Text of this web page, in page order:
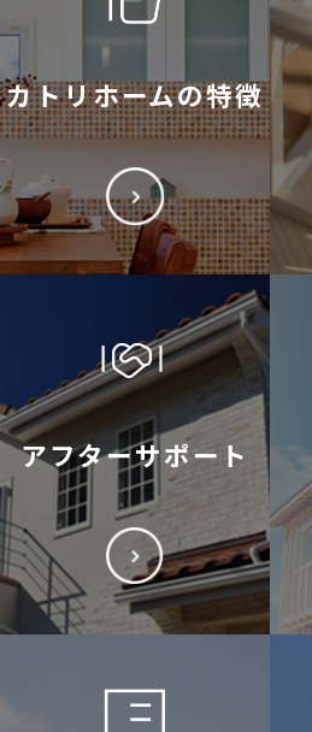
カトリホームの特徴
アフターサポート